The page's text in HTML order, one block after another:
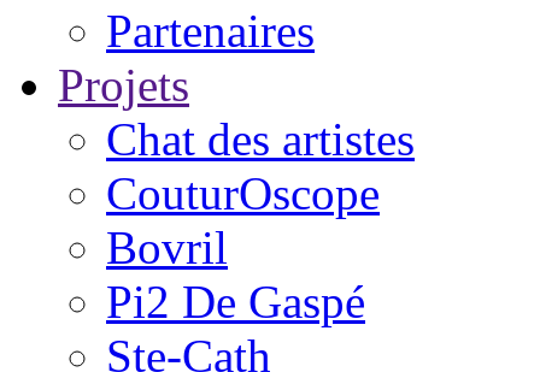
Partenaires
Projets
Chat des artistes
CouturOscope
Bovril
Pi2 De Gaspé
Ste-Cath